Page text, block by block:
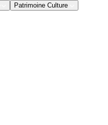
Patrimoine Culture